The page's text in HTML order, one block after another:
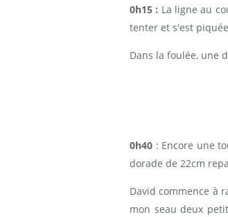
0h15 : La ligne au
tenter et s'est
Dans la foulée, une
0h40 : Encore une
dorade de 22cm
David commence à
mon seau deux